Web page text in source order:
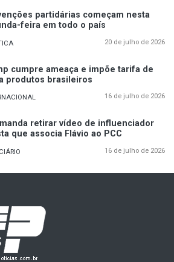
partidárias começam nesta
feira em todo o país
20 de julho de 2026
cumpre ameaça e impõe tarifa de
a produtos brasileiros
16 de julho de 2026
retirar vídeo de influenciador
que associa Flávio ao PCC
16 de julho de 2026